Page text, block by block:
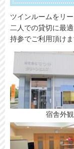
ツインルームをリ
二人での貸切に最
持参でご利用頂け
宿舎外観